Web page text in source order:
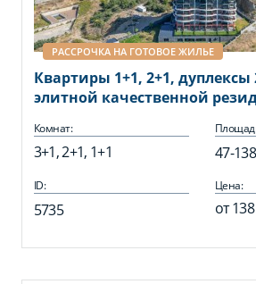
РАССРОЧКА НА ГОТОВОЕ ЖИЛЬЕ
Квартиры 1+1, 2+1, дуплексы
элитной качественной
Комнат:
3+1, 2+1, 1+1 47-
ID:
5735
Цена:
от